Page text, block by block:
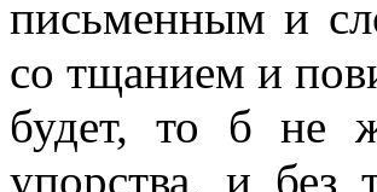
письменным и
со тщанием и
будет, то б не
упорства, и без